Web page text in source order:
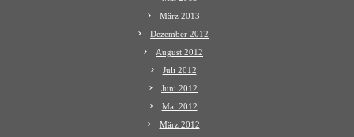
März 2013
Dezember 2012
August 2012
Juli 2012
Juni 2012
Mai 2012
März 2012